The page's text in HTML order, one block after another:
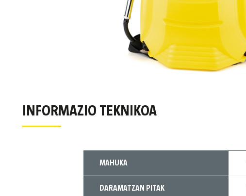
INFORMAZIO TEKNIKOA
MAHUKA
DARAMATZAN PITAK